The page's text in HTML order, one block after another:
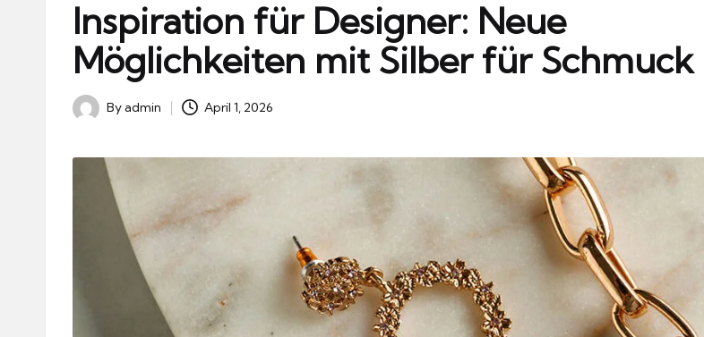
Inspiration für Designer: Neue
Möglichkeiten mit Silber für Schmuck
Posted
Byadmin April 1, 2026